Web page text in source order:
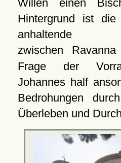
Willen einen
Hintergrund ist
anhaltende
zwischen
Frage der
Johannes half
Bedrohungen
Überleben und